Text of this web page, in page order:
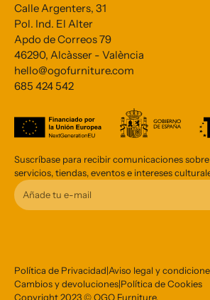
Calle Argenters, 31
Pol. Ind. El Alter
Apdo de Correos 79
46290, Alcàsser - València
hello@ogofurniture.com
685 424 542
Suscríbase para recibir comunicaciones
servicios, tiendas, eventos e intereses
Política de Privacidad|Aviso legal y
Cambios y devoluciones|Política de Cookies
Copyright 2023 © OGO Furniture.
Subscribe to our
Email Address